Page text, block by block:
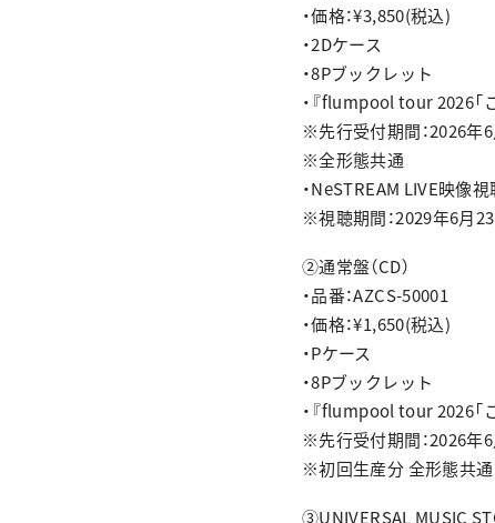
・価格：¥3,850(税込)
・2Dケース
・8Pブックレット
・『flumpool tour 2026
※先行受付期間：2026年
※全形態共通
・NeSTREAM LIVE映像
※視聴期間：2029年6月
②通常盤（CD）
・品番：AZCS-50001
・価格：¥1,650(税込)
・Pケース
・8Pブックレット
・『flumpool tour 2026
※先行受付期間：2026年
※初回生産分 全形態共通
③UNIVERSAL MUSIC